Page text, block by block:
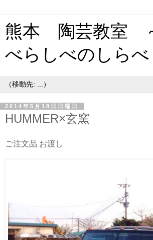
熊本 陶芸教室
べらしべのしらべ
2014年5月18日日曜日
HUMMER×玄窯
ご注文品 お渡し